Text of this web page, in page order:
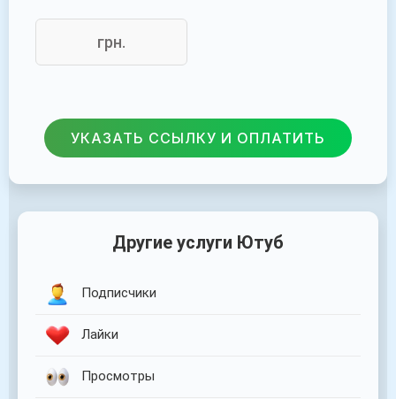
грн.
УКАЗАТЬ ССЫЛКУ И ОПЛАТИТЬ
Другие услуги Ютуб
Подписчики
Лайки
Просмотры